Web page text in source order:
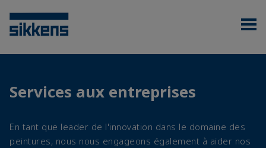
Services aux entreprises
En tant que leader de l'innovation dans le domaine des
peintures, nous nous engageons également à aider nos